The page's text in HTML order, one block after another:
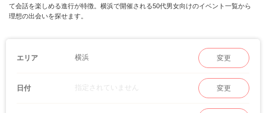
て会話を楽しめる進行が特徴。横浜で開催される50代男女向けのイベント一覧から
理想の出会いを探せます。
エリア 横浜 変更
日付 指定されていません 変更